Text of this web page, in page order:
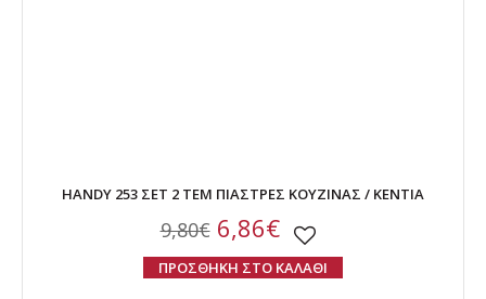
HANDY 253 ΣΕΤ 2 ΤΕΜ ΠΙΑΣΤΡΕΣ ΚΟΥΖΙΝΑΣ / KENTIA
9,80€6,86€
ΠΡΟΣΘΗΚΗ ΣΤΟ ΚΑΛΑΘΙ